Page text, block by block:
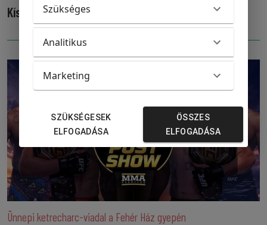
Kísért a sötét ukrán múlt
Ünnepi ketrecharc-viadal a Fehér Ház gyepén
Szükséges
Analitikus
Marketing
SZÜKSÉGESEK
ELFOGADÁSA
ÖSSZES
ELFOGADÁSA